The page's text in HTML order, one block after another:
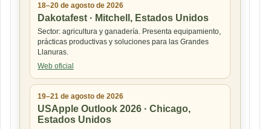
18–20 de agosto de 2026
Dakotafest · Mitchell, Estados Unidos
Sector: agricultura y ganadería. Presenta equipamiento,
prácticas productivas y soluciones para las Grandes
Llanuras.
Web oficial
19–21 de agosto de 2026
USApple Outlook 2026 · Chicago,
Estados Unidos